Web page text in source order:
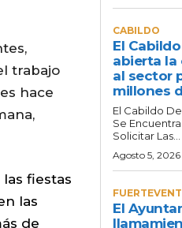
trabajo
hace
fiestas
las
de
CABILDO
El
abierta la
al sector
millones
El Cabildo
Se
Solicitar Las...
Agosto 5, 2026
El